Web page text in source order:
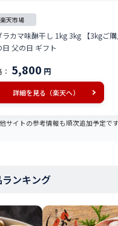
楽天市場
ラカマ味醂干し 1kg 3kg 【3kgご
日 父の日 ギフト
5,800 円
詳細を見る（楽天へ）
イトの参考情報も順次追加予定です
ンキング